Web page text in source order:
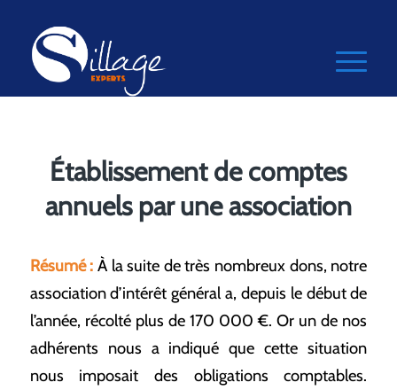
Établissement de comptes
annuels par une association
Résumé : À la suite de très nombreux dons, notre
association d’intérêt général a, depuis le début de
l’année, récolté plus de 170 000 €. Or un de nos
adhérents nous a indiqué que cette situation
nous imposait des obligations comptables.